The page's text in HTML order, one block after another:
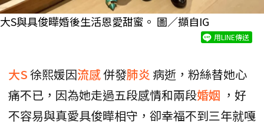
大S與具俊曄婚後生活恩愛甜蜜。 圖／擷自IG
用LINE傳送
大S徐熙媛因流感併發肺炎 病逝，粉絲替她心
痛不已，因為她走過五段感情和兩段婚姻 ，好
不容易與真愛具俊曄相守，卻幸福不到三年就嘎